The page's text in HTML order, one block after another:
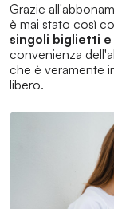
Grazie
è mai stato così
singoli biglietti
convenienza
che è veramente
libero.